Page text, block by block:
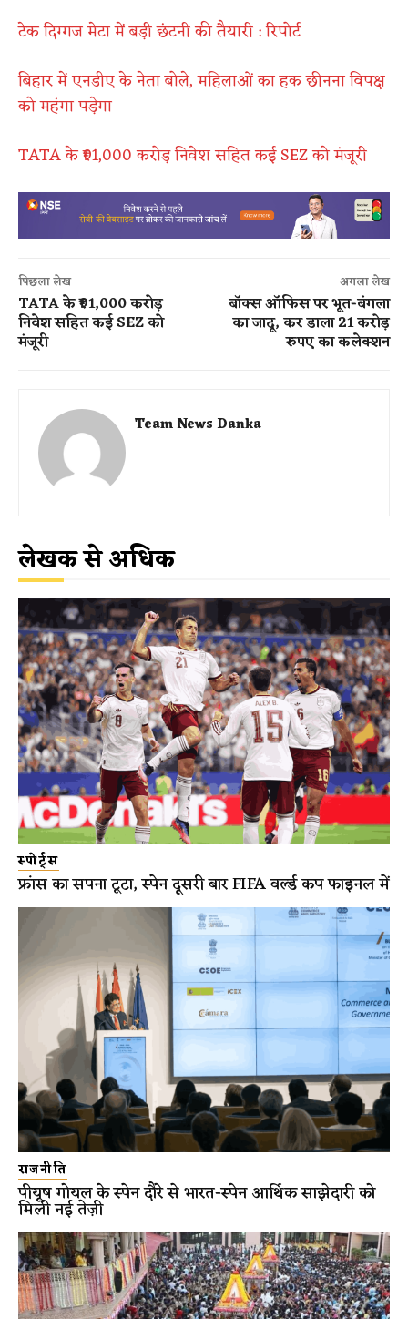
टेक दिग्गज मेटा में बड़ी छंटनी की तैयारी : रिपोर्ट
बिहार में एनडीए के नेता बोले, महिलाओं का हक छीनना विपक्ष
को महंगा पड़ेगा
TATA के ₹91,000 करोड़ निवेश सहित कई SEZ को मंजूरी
पिछला लेख
TATA के ₹91,000 करोड़
निवेश सहित कई SEZ को
मंजूरी
अगला लेख
बॉक्स ऑफिस पर भूत-बंगला
का जादू, कर डाला 21 करोड़
रुपए का कलेक्शन
Team News Danka
लेखक से अधिक
स्पोर्ट्स
फ्रांस का सपना टूटा, स्पेन दूसरी बार FIFA वर्ल्ड कप फाइनल में
राजनीति
पीयूष गोयल के स्पेन दौरे से भारत-स्पेन आर्थिक साझेदारी को
मिली नई तेज़ी